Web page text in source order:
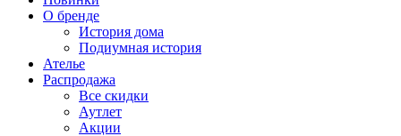
О бренде
История дома
Подиумная история
Ателье
Распродажа
Все скидки
Аутлет
Акции